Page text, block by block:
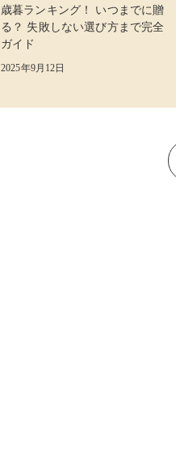
歳暮ランキング！ いつまでに贈
る？ 失敗しない選び方まで完全
ガイド
2025年9月12日